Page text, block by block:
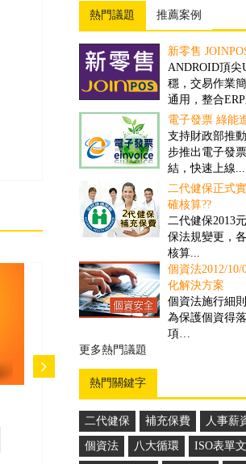
熱門議題 推薦案例
新零售
ANDROID頂
穩，交易作業
通用，整合
電子發票 綠能
支持財政部推
步推出電子發
結，快速上線...
二代健保正式
確核算??
二代健保2013
保法規變更，
核算...
個資法2012/
化解決方案
個資法施行細
為保護個資得
項…
更多熱門議題
倉儲物流業客
隨著全球經濟
將成為未來經
而，ERP技術
展、加速物流
撿貨管理之解
對一些客戶多
要求高的公司
度往往具有決
盤點管理之解決
舊有的正航盤
但卻忽略經營
中可以偷工，
商品計算面積
因應企業於商
來對其客戶報
理，所制定的
熱門關鍵字
二代健保 補充保費 人事薪
個資法 八大循環 ISO表單